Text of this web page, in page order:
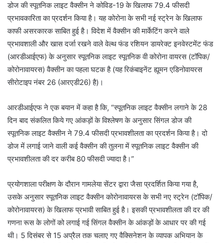
डोज की स्पूतनिक लाइट वैक्सीन ने कोविड-19 के खिलाफ 79.4 फीसदी
प्रभावकारिता का प्रदर्शन किया है। यह कोरोना के सभी नई स्ट्रेन के खिलाफ
काफी असरकारक साबित हुई है। विदेश में वैक्सीन की मार्केटिंग करने वाले
प्रभावशाली और खास दर्जा रखने वाले वेल्थ फंड रशियन डायरेक्ट इनवेस्टमेंट फंड
(आरडीआईएफ) के अनुसार स्पूतनिक लाइट स्पूतनिक वी कोरोना वायरस (टॉपिक/
कोरोनावायरस) वैक्सीन का पहला घटक है (यह रिकंबाइनेंट ह्यूमन एडिनोवायरस
सीरोटाइप नंबर 26 (आरएडी26) है)।
आरडीआईएफ ने एक बयान में कहा है कि, “स्पूतनिक लाइट वैक्सीन लगाने के 28
दिन बाद संकलित किये गए आंकड़ों के विश्लेषण के अनुसार सिंगल डोज की
स्पूतनिक लाइट वैक्सीन ने 79.4 फीसदी प्रभावशीलता का प्रदर्शन किया है। दो
डोज में लगाई जाने वाली कई वैक्सीन की तुलना में स्पूतनिक लाइट वैक्सीन की
प्रभावशीलता की दर करीब 80 फीसदी ज्यादा है।”
प्रयोगशाला परीक्षण के दौरान गामलेया सेंटर द्वारा जैसा प्रदर्शित किया गया है,
उसके अनुसार स्पूतनिक लाइट वैक्सीन कोरोनावायरस के सभी नए स्ट्रेन (टॉपिक/
कोरोनावायरस) के खिलाफ प्रभावी साबित हुई है। इसकी प्रभावशीलता की दर की
गणना रूस के लोगों को लगाई गई सिंगल वैक्सीन के आंकड़ों के आधार पर की गई
थी। 5 दिसंबर से 15 अप्रैल तक चलाए गए वैक्सिनेशन के व्यापक अभियान के